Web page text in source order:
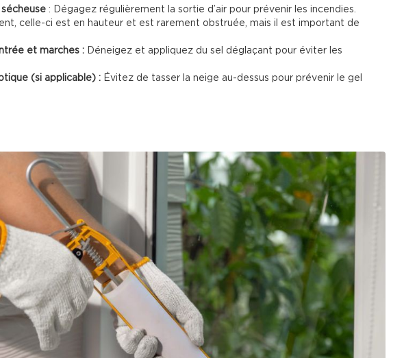
: Dégagez régulièrement la sortie d’air pour prévenir les incendies.
celle-ci est en hauteur et est rarement obstruée, mais il est important de
et marches : Déneigez et appliquez du sel déglaçant pour éviter les
(si applicable) : Évitez de tasser la neige au-dessus pour prévenir le gel